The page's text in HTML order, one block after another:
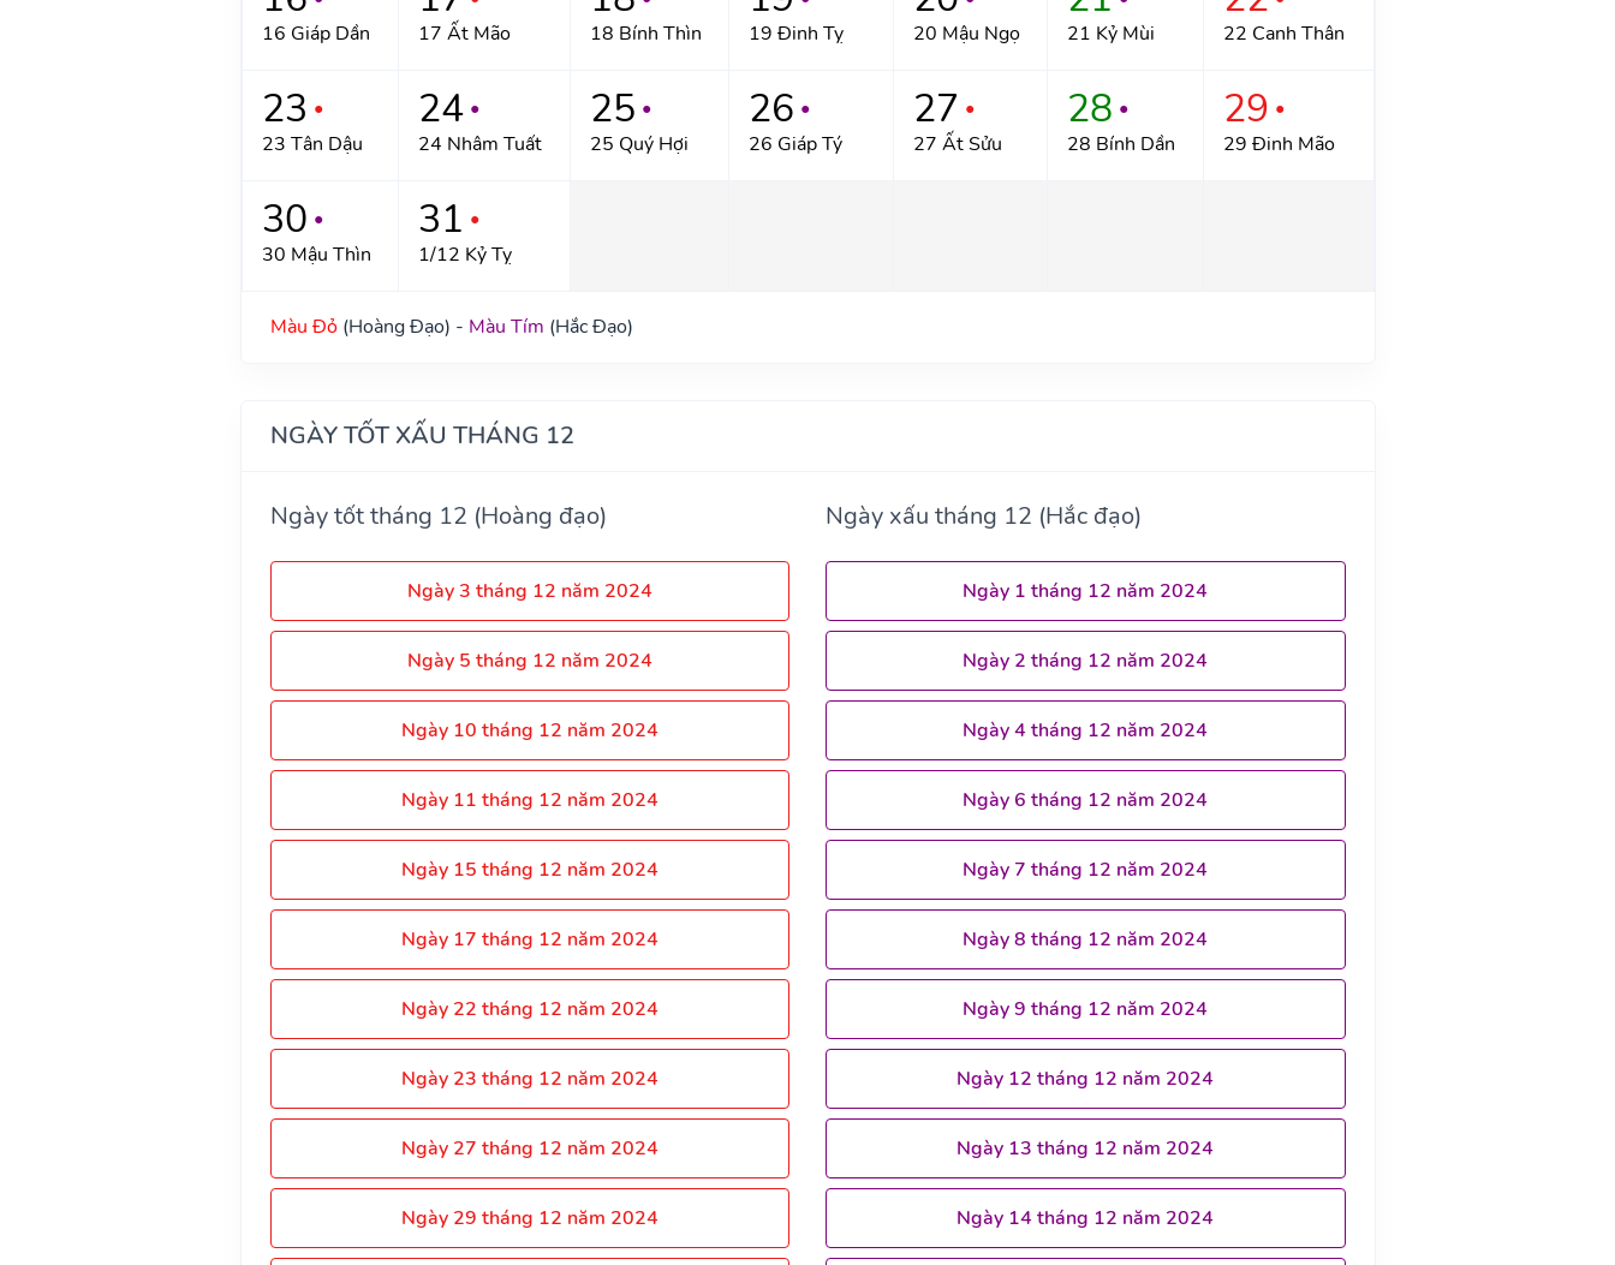
16 Giáp Dần 17 Ất Mão 18 Bính Thìn 19 Đinh Tỵ 20 Mậu Ngọ 21 Kỷ Mùi 22 Canh Thân
23 ●
23 Tân Dậu
24 ●
24 Nhâm Tuất
25 ●
25 Quý Hợi
26 ●
26 Giáp Tý
27 ●
27 Ất Sửu
28 ●
28 Bính Dần
29 ●
29 Đinh Mão
30 ●
30 Mậu Thìn
31 ●
1/12 Kỷ Tỵ
Màu Đỏ(Hoàng Đạo) - Màu Tím (Hắc Đạo)
NGÀY TỐT XẤU THÁNG 12
Ngày tốt tháng 12 (Hoàng đạo)
Ngày 3 tháng 12 năm 2024
Ngày 5 tháng 12 năm 2024
Ngày 10 tháng 12 năm 2024
Ngày 11 tháng 12 năm 2024
Ngày 15 tháng 12 năm 2024
Ngày 17 tháng 12 năm 2024
Ngày 22 tháng 12 năm 2024
Ngày 23 tháng 12 năm 2024
Ngày 27 tháng 12 năm 2024
Ngày 29 tháng 12 năm 2024
Ngày xấu tháng 12 (Hắc đạo)
Ngày 1 tháng 12 năm 2024
Ngày 2 tháng 12 năm 2024
Ngày 4 tháng 12 năm 2024
Ngày 6 tháng 12 năm 2024
Ngày 7 tháng 12 năm 2024
Ngày 8 tháng 12 năm 2024
Ngày 9 tháng 12 năm 2024
Ngày 12 tháng 12 năm 2024
Ngày 13 tháng 12 năm 2024
Ngày 14 tháng 12 năm 2024